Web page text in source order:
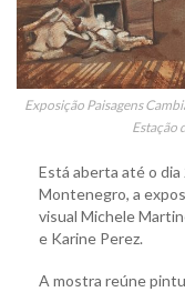
Exposição Paisagens
Estação
Está aberta até o dia
Montenegro, a
visual Michele
e Karine Perez.
A mostra reúne